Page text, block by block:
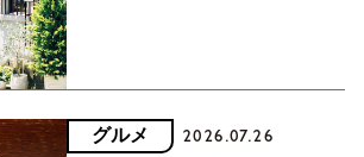
グルメ 2026.07.26